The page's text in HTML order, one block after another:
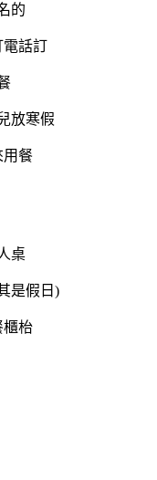
的
電話訂
放寒假
用餐
桌
是假日)
櫃枱